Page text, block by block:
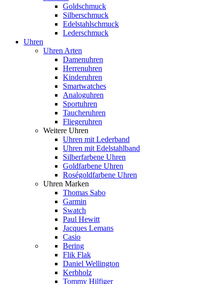
Goldschmuck
Silberschmuck
Edelstahlschmuck
Lederschmuck
Uhren
Uhren Arten
Damenuhren
Herrenuhren
Kinderuhren
Smartwatches
Analoguhren
Sportuhren
Taucheruhren
Fliegeruhren
Weitere Uhren
Uhren mit Lederband
Uhren mit Edelstahlband
Silberfarbene Uhren
Goldfarbene Uhren
Roségoldfarbene Uhren
Uhren Marken
Thomas Sabo
Garmin
Swatch
Paul Hewitt
Jacques Lemans
Casio
Bering
Flik Flak
Daniel Wellington
Kerbholz
Tommy Hilfiger